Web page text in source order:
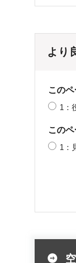
より
この
1：
この
1：